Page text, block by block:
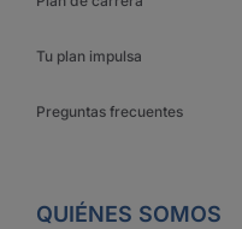
Tu plan impulsa
Preguntas frecuentes
QUIÉNES SOMOS